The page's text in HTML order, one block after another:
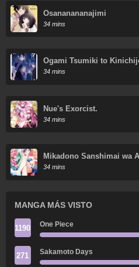
Osananananajimi
34 mins
Ogami Tsumiki to
34 mins
Nue's Exorcist.
34 mins
Mikadono Sanshimai wa
34 mins
MANGA MÁS VISTO
1190 One Piece
271 Sakamoto Days